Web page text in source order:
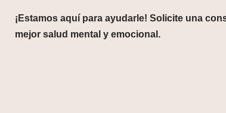
¡Estamos aquí para ayudarle! Solicite una
mejor salud mental y emocional.